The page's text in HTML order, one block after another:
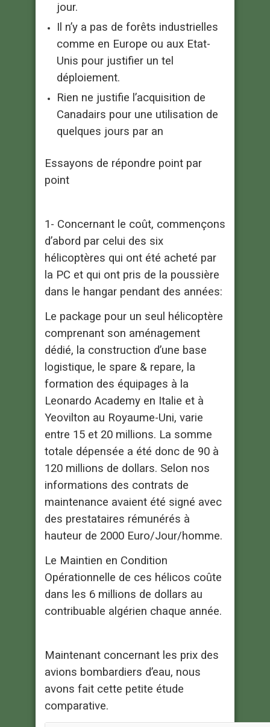
jour.
Il n’y a pas de forêts industrielles
comme en Europe ou aux Etat-
Unis pour justifier un tel
déploiement.
Rien ne justifie l’acquisition de
Canadairs pour une utilisation de
quelques jours par an
Essayons de répondre point par
point
1- Concernant le coût, commençons
d’abord par celui des six
hélicoptères qui ont été acheté par
la PC et qui ont pris de la poussière
dans le hangar pendant des années:
Le package pour un seul hélicoptère
comprenant son aménagement
dédié, la construction d’une base
logistique, le spare & repare, la
formation des équipages à la
Leonardo Academy en Italie et à
Yeovilton au Royaume-Uni, varie
entre 15 et 20 millions. La somme
totale dépensée a été donc de 90 à
120 millions de dollars. Selon nos
informations des contrats de
maintenance avaient été signé avec
des prestataires rémunérés à
hauteur de 2000 Euro/Jour/homme.
Le Maintien en Condition
Opérationnelle de ces hélicos coûte
dans les 6 millions de dollars au
contribuable algérien chaque année.
Maintenant concernant les prix des
avions bombardiers d’eau, nous
avons fait cette petite étude
comparative.